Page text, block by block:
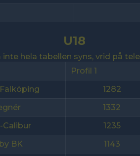
U18
inte hela tabellen syns, vrid på
Profil 1
1282
1332
Calibur 1235
BK 1143